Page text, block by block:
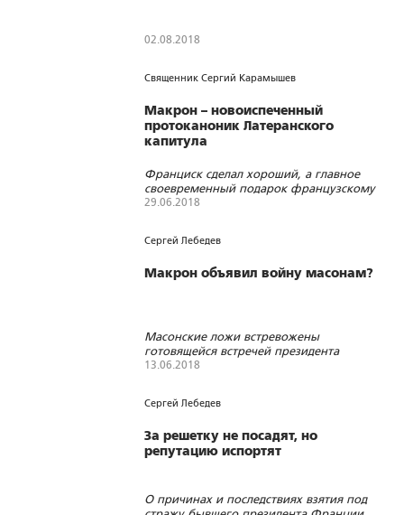
02.08.2018
Священник Сергий Карамышев
Макрон – новоиспеченный
протоканоник Латеранского
капитула
Франциск сделал хороший, а главное
своевременный подарок французскому
президенту в деле захвата лидерства в
29.06.2018
Сергей Лебедев
Макрон объявил войну масонам?
Масонские ложи встревожены
готовящейся встречей президента
Франции с папой Римским Франциском
13.06.2018
Сергей Лебедев
За решетку не посадят, но
репутацию испортят
О причинах и последствиях взятия под